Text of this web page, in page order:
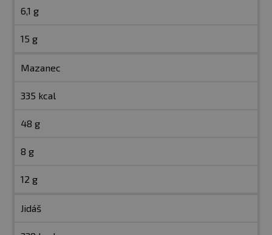
6,1 g
15 g
Mazanec
335 kcal
48 g
8 g
12 g
Jidáš